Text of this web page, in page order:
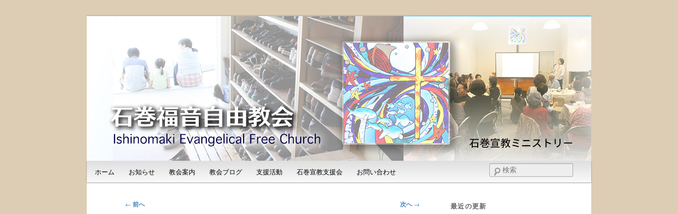
石巻福音自由教会（Ishinomaki Evangelical
Free Church）
日本福音自由教会の有志による「石巻宣教支援会」によって支えられる新しい教会と、被災地支援活動
索
ホーム お知らせ 教会案内 教会ブログ 支援活動 石巻宣教支援会 お問い合わせ
投
← 前へ 次へ→
最近の更新